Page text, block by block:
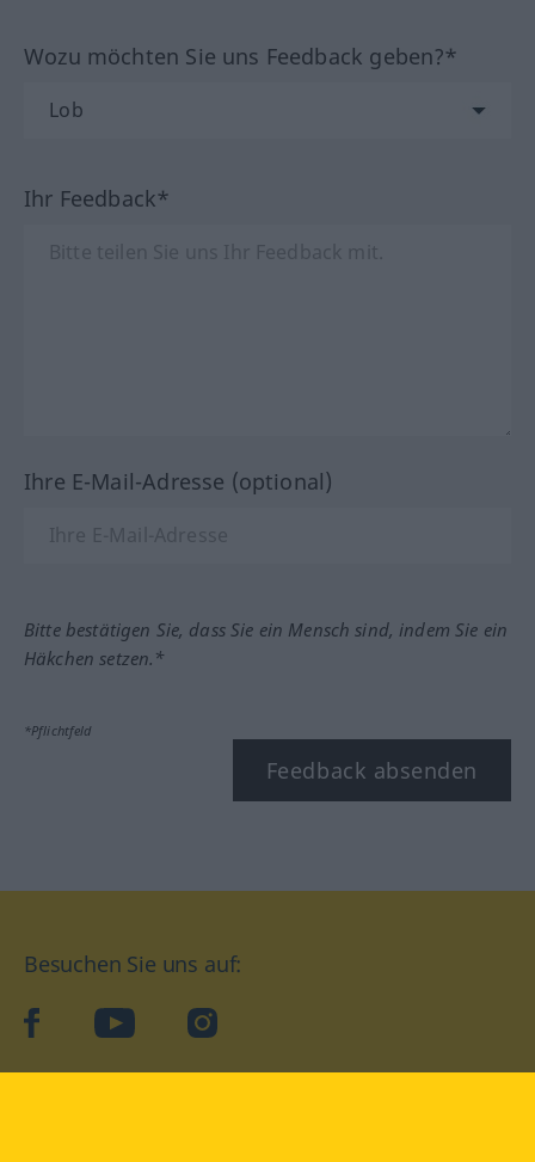
Wozu möchten Sie uns Feedback geben?*
Ihr Feedback*
Ihre E-Mail-Adresse (optional)
Bitte bestätigen Sie, dass Sie ein Mensch sind, indem Sie ein
Häkchen setzen.*
*Pflichtfeld
Feedback absenden
Besuchen Sie uns auf:
facebookYouTube Instagram